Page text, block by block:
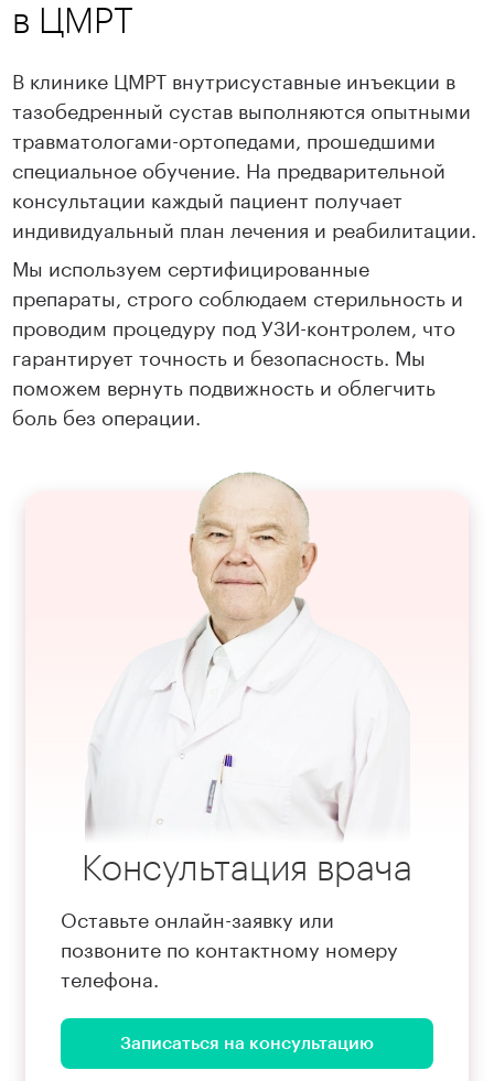
в ЦМРТ
В клинике ЦМРТ внутрисуставные инъекции в
тазобедренный сустав выполняются опытными
травматологами-ортопедами, прошедшими
специальное обучение. На предварительной
консультации каждый пациент получает
индивидуальный план лечения и реабилитации.
Мы используем сертифицированные
препараты, строго соблюдаем стерильность и
проводим процедуру под УЗИ-контролем, что
гарантирует точность и безопасность. Мы
поможем вернуть подвижность и облегчить
боль без операции.
Консультация врача
Оставьте онлайн-заявку или
позвоните по контактному номеру
телефона.
Записаться на консультацию